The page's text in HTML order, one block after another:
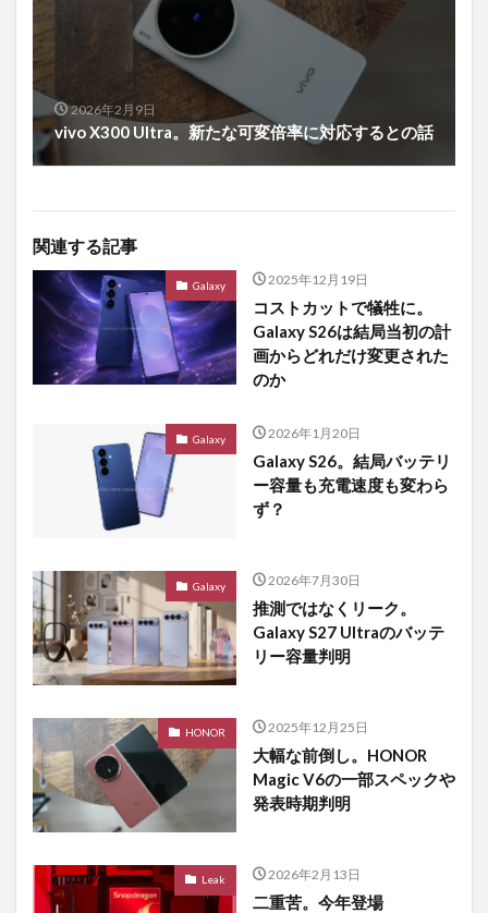
2026年2月9日
vivo X300 Ultra。新たな可変倍率に対応するとの話
関連する記事
Galaxy 2025年12月19日
コストカットで犠牲に。
Galaxy S26は結局当初の計
画からどれだけ変更された
のか
Galaxy 2026年1月20日
Galaxy S26。結局バッテリ
ー容量も充電速度も変わら
ず？
Galaxy 2026年7月30日
推測ではなくリーク。
Galaxy S27 Ultraのバッテ
リー容量判明
HONOR 2025年12月25日
大幅な前倒し。HONOR
Magic V6の一部スペックや
発表時期判明
Leak 2026年2月13日
二重苦。今年登場